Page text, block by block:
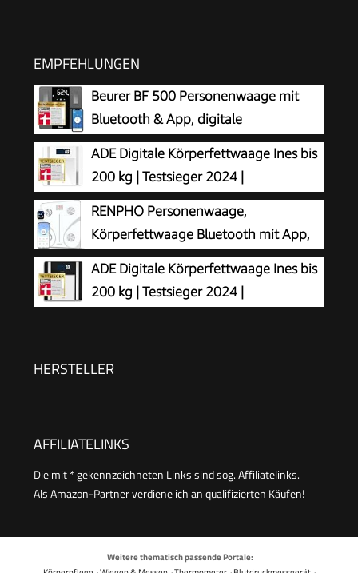
EMPFEHLUNGEN
Beurer BF 500 Personenwaage mit
Bluetooth & App, digitale
Körperfettwaage mit Messung von
Körperfett, Muskelanteil, Kalorienbedarf etc., XL-
Display, Datenübertragung zu Apple Health &
co., bis 180 kg
ADE Digitale Körperfettwaage Ines bis
200 kg | Testsieger 2024 |
Personenwaage mit Körperfettanalyse,
BMI, Muskelmasse, Körperwasser, Gewicht, BMR |
Körperwaage mit Benutzererkennung | weiß
RENPHO Personenwaage,
Körperfettwaage Bluetooth mit App,
Weiß
ADE Digitale Körperfettwaage Ines bis
200 kg | Testsieger 2024 |
Körperwaage mit Benutzererkennung | schwarz
HERSTELLER
AFFILIATELINKS
Die mit * gekennzeichneten Links sind sog. Affiliatelinks.
Als Amazon-Partner verdiene ich an qualifizierten Käufen!
Weitere thematisch passende Portale: